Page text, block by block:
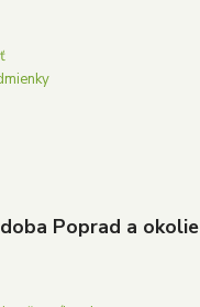
Poprad a okolie